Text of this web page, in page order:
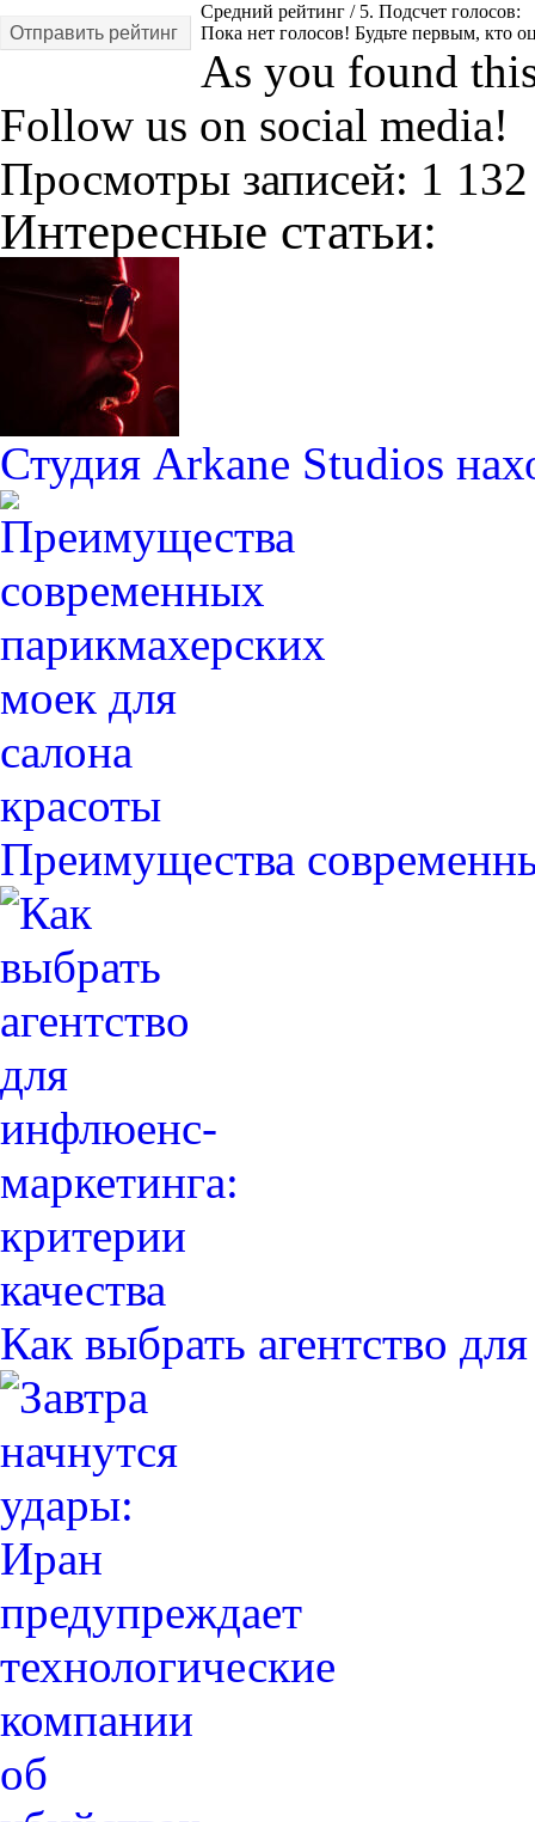
Отправить рейтинг
Средний рейтинг / 5. Подсчет голосов:
Пока нет голосов! Будьте первым, кто
As you found
Follow us on social media!
Просмотры записей: 1 132
Интересные статьи:
Студия Arkane Studios
Преимущества
Как выбрать агентство